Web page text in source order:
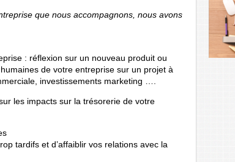
que nous accompagnons, nous avons
: réflexion sur un nouveau produit ou
de votre entreprise sur un projet à
investissements marketing ….
les impacts sur la trésorerie de votre
tardifs et d’affaiblir vos relations avec la